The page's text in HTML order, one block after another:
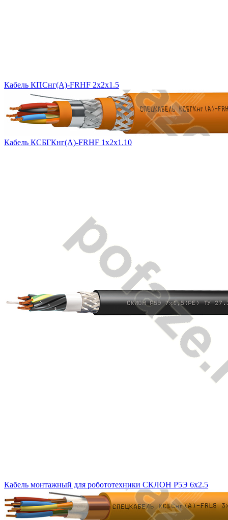
Кабель КПСнг(A)-FRHF 2x2x1.5
Кабель КСБГКнг(А)-FRHF 1х2х1.10
Кабель монтажный для робототехники СКЛОН Р5Э 6х2.5